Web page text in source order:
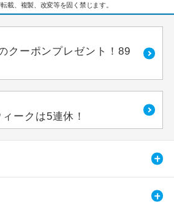
載、複製、改変等を固く禁じます。
クーポンプレゼント！89
ークは5連休！